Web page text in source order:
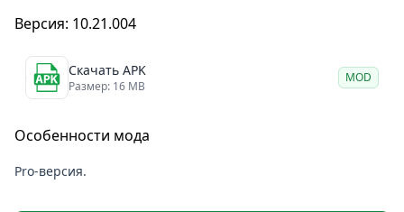
Платная версия устраняет рекламу и добавляет
функции особенно полезны пользователям,
которым требуется полная автономность и высокая
Удобство использования и требования
Приложение совместимо с Android 5.0 и выше.
Версия: 10.21.004
Скачать APK
Размер: 16 MB
MOD
Особенности мода
Pro-версия.